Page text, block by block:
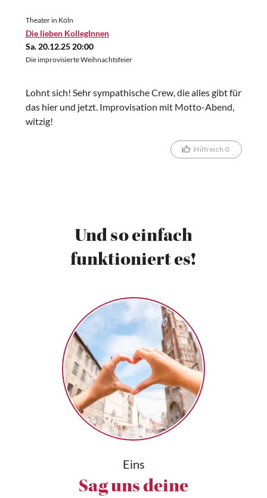
Theater in Köln
Die lieben KollegInnen
Sa. 20.12.25 20:00
Die improvisierte Weihnachtsfeier
Lohnt sich! Sehr sympathische Crew, die alles gibt für
das hier und jetzt. Improvisation mit Motto-Abend,
witzig!
Hilfreich 0
Und so einfach
funktioniert es!
Eins
Sag uns deine